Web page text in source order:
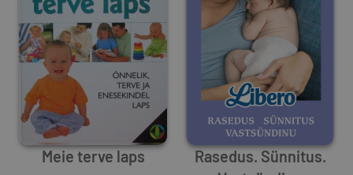
Meie terve laps
Rasedus. Sünnitus.